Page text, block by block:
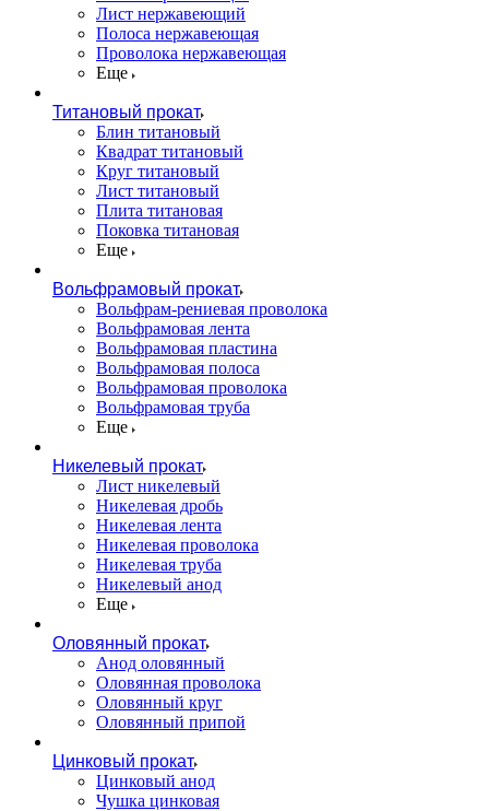
Лист нержавеющий
Полоса нержавеющая
Проволока нержавеющая
Еще
Титановый прокат
Блин титановый
Квадрат титановый
Круг титановый
Лист титановый
Плита титановая
Поковка титановая
Еще
Вольфрамовый прокат
Вольфрам-рениевая проволока
Вольфрамовая лента
Вольфрамовая пластина
Вольфрамовая полоса
Вольфрамовая проволока
Вольфрамовая труба
Еще
Никелевый прокат
Лист никелевый
Никелевая дробь
Никелевая лента
Никелевая проволока
Никелевая труба
Никелевый анод
Еще
Оловянный прокат
Анод оловянный
Оловянная проволока
Оловянный круг
Оловянный припой
Цинковый прокат
Цинковый анод
Чушка цинковая